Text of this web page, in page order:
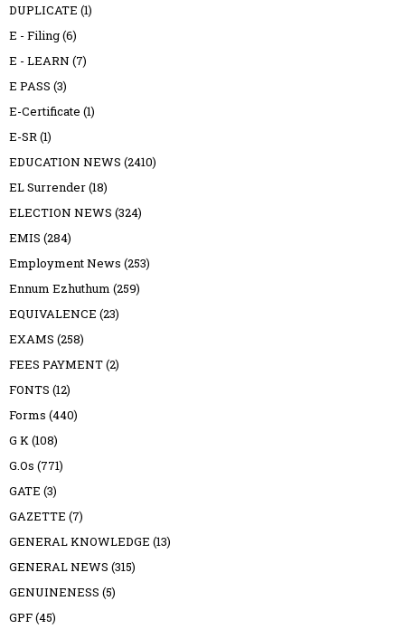
DUPLICATE (1)
E - Filing(6)
E - LEARN (7)
E PASS (3)
E-Certificate (1)
E-SR(1)
EDUCATION NEWS (2410)
EL Surrender(18)
ELECTION NEWS (324)
EMIS (284)
Employment News (253)
Ennum Ezhuthum (259)
EQUIVALENCE (23)
EXAMS (258)
FEES PAYMENT(2)
FONTS (12)
Forms (440)
G K(108)
G.Os (771)
GATE (3)
GAZETTE (7)
GENERAL KNOWLEDGE (13)
GENERAL NEWS (315)
GENUINENESS (5)
GPF(45)